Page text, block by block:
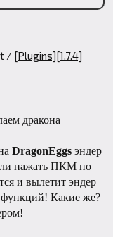
[Plugins][1.7.4]
DragonEggs эндер
нажать ПКМ по
и вылетит эндер
функций! Какие же?